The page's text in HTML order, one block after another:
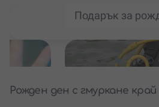
Подарък за
Рожден ден с гмуркане